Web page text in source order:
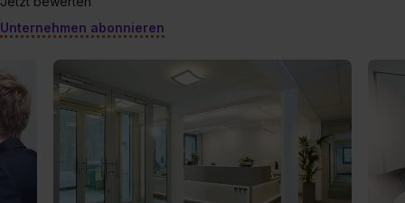
Unternehmen abonnieren